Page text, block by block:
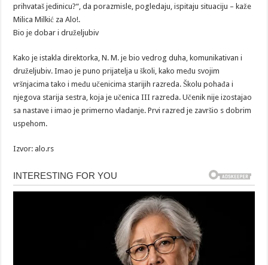
prihvataš jedinicu?“, da porazmisle, pogledaju, ispitaju situaciju – kaže
Milica Milkić za Alo!.
Bio je dobar i druželjubiv
Kako je istakla direktorka, N. M. je bio vedrog duha, komunikativan i
druželjubiv. Imao je puno prijatelja u školi, kako među svojim
vršnjacima tako i među učenicima starijih razreda. Školu pohađa i
njegova starija sestra, koja je učenica III razreda. Učenik nije izostajao
sa nastave i imao je primerno vladanje. Prvi razred je završio s dobrim
uspehom.
Izvor: alo.rs